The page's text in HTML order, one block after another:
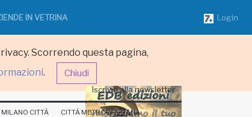
Scorrendo questa pagina,
. Chiudi
IN VETRINA Login
Iscriviti alla newsletter
MILANO CITTÀ CITTÀ METROPOLITANA